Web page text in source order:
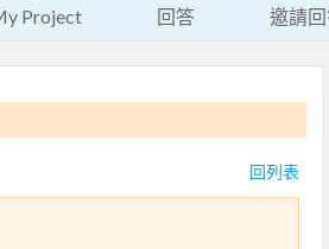
Project 回答 邀請
回列表